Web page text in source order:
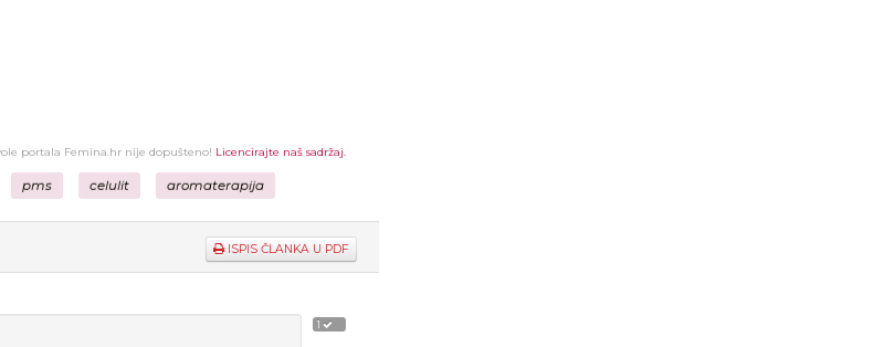
portala Femina.hr nije dopušteno! Licencirajte naš sadržaj.
pms celulit aromaterapija
ISPIS ČLANKA U PDF
1